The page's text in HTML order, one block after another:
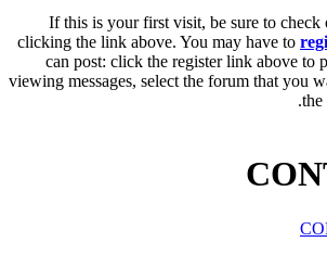
If this is your first visit, be sure to check
clicking the link above. You may have to
can post: click the register link above to
viewing messages, select the forum that you
the